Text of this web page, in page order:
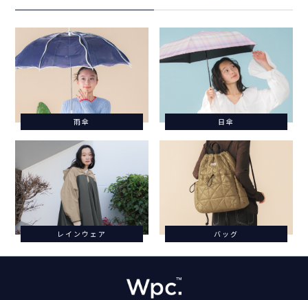
雨傘 日傘
レインウェア バッグ